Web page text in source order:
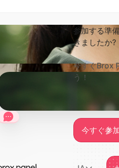
参加する準
きましたか?
今すぐBrox
う！
今すぐ参